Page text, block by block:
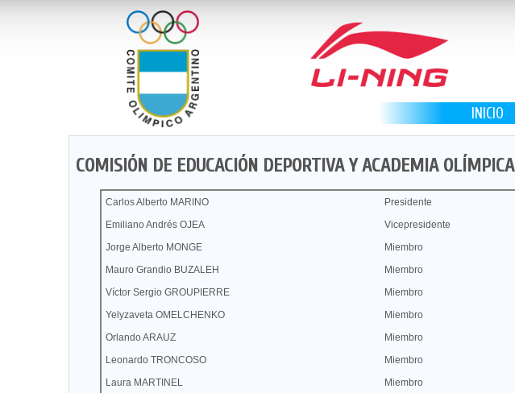
INICIO
COMISIÓN DE EDUCACIÓN DEPORTIVA Y ACADEMIA OLÍMPICA
Carlos Alberto MARINO
Presidente
Emiliano Andrés OJEA
Vicepresidente
Jorge Alberto MONGE
Miembro
Mauro Grandio BUZALEH
Miembro
Víctor Sergio GROUPIERRE
Miembro
Yelyzaveta OMELCHENKO
Miembro
Orlando ARAUZ
Miembro
Leonardo TRONCOSO
Miembro
Laura MARTINEL
Miembro